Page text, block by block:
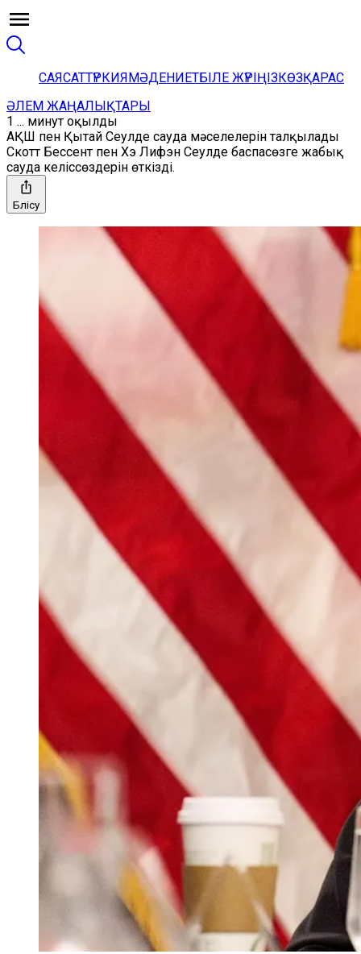
САЯСАТТҮРКИЯМӘДЕНИЕТБІЛЕ ЖҮРІҢІЗКӨЗҚАРАС
ӘЛЕМ ЖАҢАЛЫҚТАРЫ
1 ... минут оқылды
АҚШ пен Қытай Сеулде сауда мәселелерін талқылады
Скотт Бессент пен Хэ Лифэн Сеулде баспасөзге жабық
сауда келіссөздерін өткізді.
Бөлісу